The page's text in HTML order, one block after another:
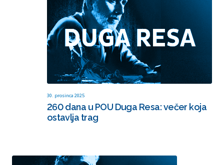
30. prosinca 2025
260 dana u POU Duga Resa: večer koja
ostavlja trag